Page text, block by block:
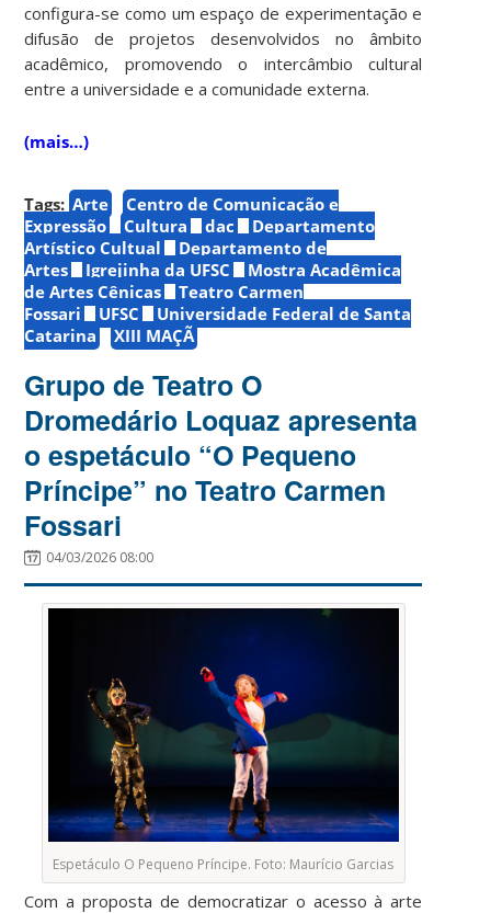
configura-se como um espaço de experimentação e
difusão de projetos desenvolvidos no âmbito
acadêmico, promovendo o intercâmbio cultural
entre a universidade e a comunidade externa.
(mais…)
Tags: Arte
Centro de Comunicação e
Expressão
Cultura dac
Departamento
Artístico Cultual
Departamento de
Artes
Igrejinha da UFSC
Mostra Acadêmica
de Artes Cênicas
Teatro Carmen
Fossari
UFSC
Universidade Federal de Santa
Catarina
XIII MAÇÃ
Grupo de Teatro O
Dromedário Loquaz apresenta
o espetáculo “O Pequeno
Príncipe” no Teatro Carmen
Fossari
04/03/2026 08:00
Espetáculo O Pequeno Príncipe. Foto: Maurício Garcias
Com a proposta de democratizar o acesso à arte